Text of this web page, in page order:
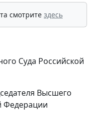
смотрите здесь
Суда Российской
Высшего
Федерации